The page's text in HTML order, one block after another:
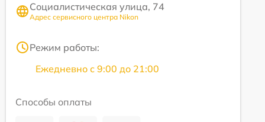
Социалистическая улица, 74
Адрес сервисного центра Nikon
Режим работы:
Ежедневно с 9:00 до 21:00
Способы оплаты